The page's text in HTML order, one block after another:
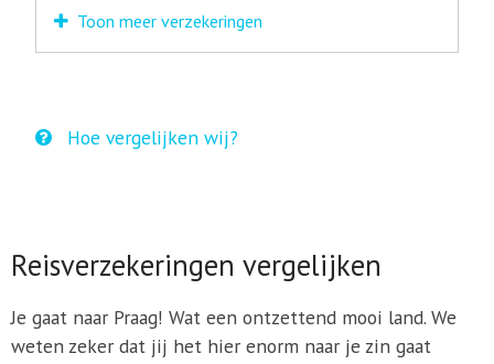
Toon meer verzekeringen
Hoe vergelijken wij?
Reisverzekeringen vergelijken
Je gaat naar Praag! Wat een ontzettend mooi land. We
weten zeker dat jij het hier enorm naar je zin gaat